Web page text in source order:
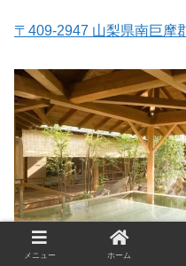
〒409-2947 山梨県南巨摩
メニュー ホーム